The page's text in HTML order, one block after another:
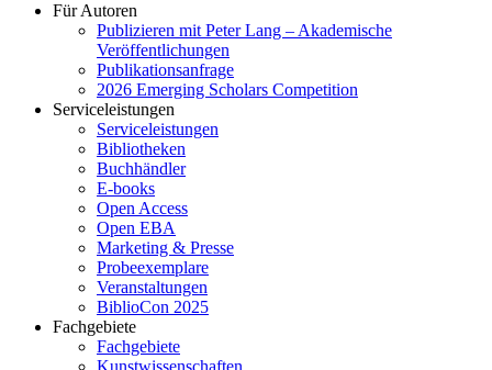
Für Autoren
Publizieren mit Peter Lang – Akademische
Veröffentlichungen
Publikationsanfrage
2026 Emerging Scholars Competition
Serviceleistungen
Serviceleistungen
Bibliotheken
Buchhändler
E-books
Open Access
Open EBA
Marketing & Presse
Probeexemplare
Veranstaltungen
BiblioCon 2025
Fachgebiete
Fachgebiete
Kunstwissenschaften